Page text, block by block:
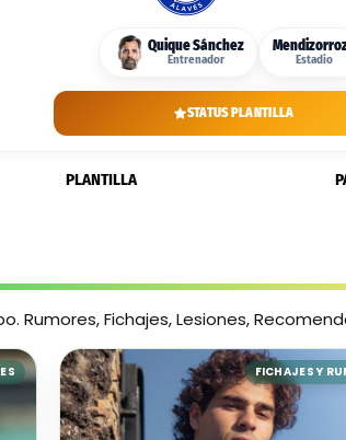
Quique Sánchez
Entrenador Estadio
STATUS PLANTILLA
PLANTILLA
Rumores, Fichajes, Lesiones,
FICHAJES Y